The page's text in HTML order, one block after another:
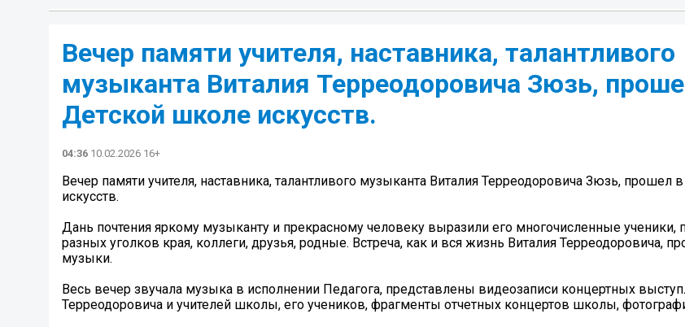
Вечер памяти учителя, наставника, талантливого
музыканта Виталия Терреодоровича Зюзь,
Детской школе искусств.
04:36 10.02.2026 16+
Вечер памяти учителя, наставника, талантливого музыканта Виталия Терреодоровича Зюзь, прошел
искусств.
Дань почтения яркому музыканту и прекрасному человеку выразили его многочисленные ученики,
разных уголков края, коллеги, друзья, родные. Встреча, как и вся жизнь Виталия Терреодоровича,
музыки.
Весь вечер звучала музыка в исполнении Педагога, представлены видеозаписи концертных
Терреодоровича и учителей школы, его учеников, фрагменты отчетных концертов школы,